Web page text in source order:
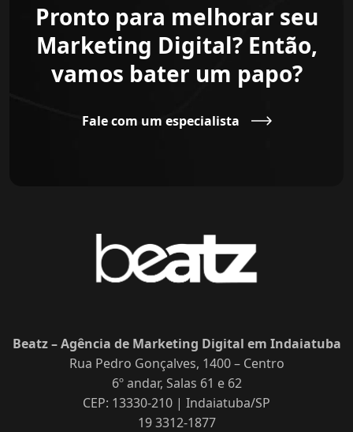
Pronto para melhorar seu
Marketing Digital? Então,
vamos bater um papo?
Fale com um especialista
Beatz – Agência de Marketing Digital em Indaiatuba
Rua Pedro Gonçalves, 1400 – Centro
6º andar, Salas 61 e 62
CEP: 13330-210 | Indaiatuba/SP
19 3312-1877